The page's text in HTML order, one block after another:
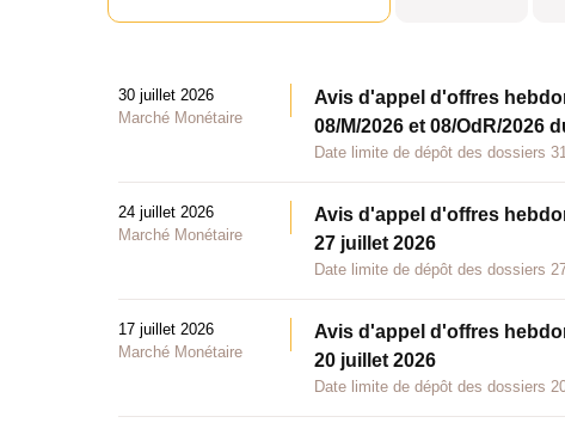
30 juillet 2026
Marché Monétaire
Avis d'appel d'offres
08/M/2026 et 08/OdR/2026
Date limite de dépôt des dossiers
24 juillet 2026
Marché Monétaire
Avis d'appel d'offres
27 juillet 2026
Date limite de dépôt des dossiers
17 juillet 2026
Marché Monétaire
Avis d'appel d'offres
20 juillet 2026
Date limite de dépôt des dossiers